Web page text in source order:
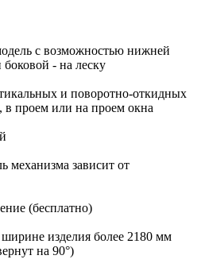
с возможностью нижней
- на леску
и поворотно-откидных
в проем или на проем окна
механизма зависит от
(бесплатно)
изделия более 2180 мм
на 90°)